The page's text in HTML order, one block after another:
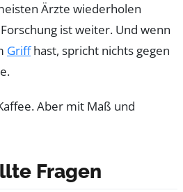
Ärzte wiederholen
ist weiter. Und wenn
Griffhast, spricht nichts gegen
Aber mit Maß und
Fragen